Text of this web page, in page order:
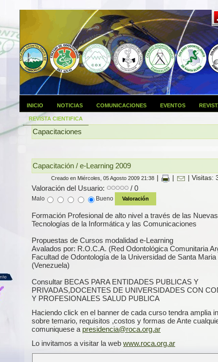
INICIO NOTICIAS COMUNICACIONES EVENTOS
REVISTA CIENTIFICA
Capacitaciones
Capacitación / e-Learning 2009
Creado en Miércoles, 05 Agosto 2009 21:38 | Visitas:
Valoración del Usuario: / 0
Malo Bueno
Formación Profesional de alto nivel a través de las Nuevas
Tecnologías de la Informática y las Comunicaciones
Propuestas de Cursos modalidad e-Learning
Avalados por: R.O.C.A. (Red Odontológica Comunitaria
Facultad de Odontología de la Universidad de Santa Maria
(Venezuela)
Consultar BECAS PARA ENTIDADES PUBLICAS Y
PRIVADAS,DOCENTES DE UNIVERSIDADES CON
Y PROFESIONALES SALUD PUBLICA
Haciendo click en el banner de cada curso tendra amplia
sobre temario, requisitos ,costos y formas de Ante
comuniquese a presidencia@roca.org.ar
Lo invitamos a visitar la web www.roca.org.ar